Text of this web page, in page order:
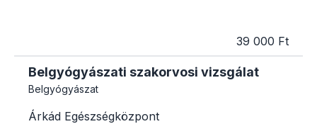
39 000 Ft
Belgyógyászati szakorvosi vizsgálat
Belgyógyászat
Árkád Egészségközpont